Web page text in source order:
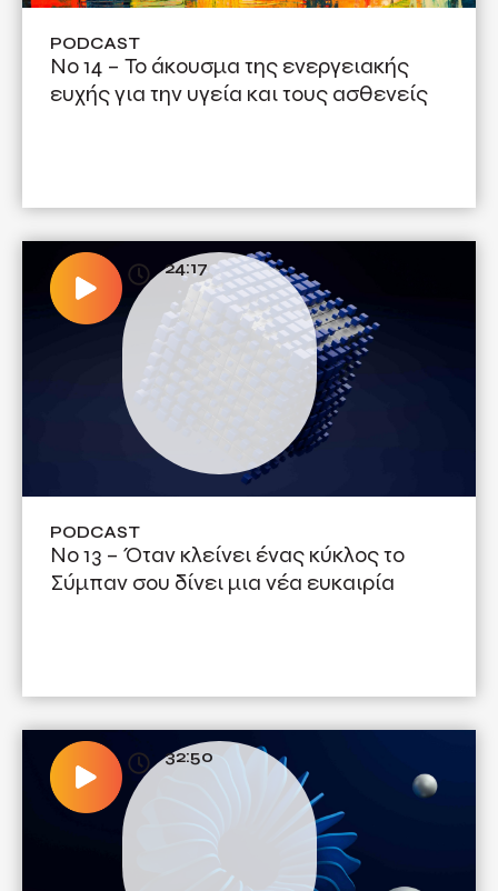
PODCAST
No 14 – Το άκουσμα της ενεργειακής
ευχής για την υγεία και τους ασθενείς
24:17
PODCAST
No 13 – Όταν κλείνει ένας κύκλος το
Σύμπαν σου δίνει μια νέα ευκαιρία
32:50